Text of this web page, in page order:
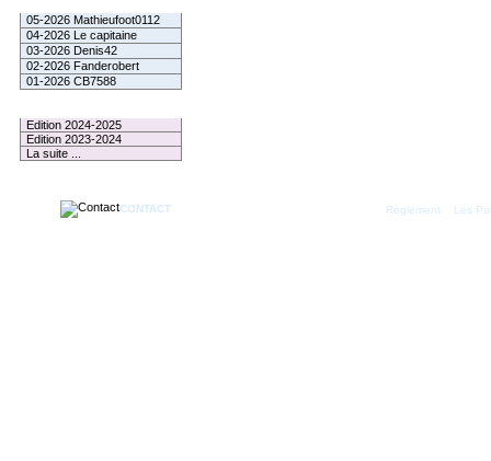
05-2026 Mathieufoot0112
04-2026 Le capitaine
03-2026 Denis42
02-2026 Fanderobert
01-2026 CB7588
Edition 2024-2025
Edition 2023-2024
La suite ...
CONTACT Règlement Les